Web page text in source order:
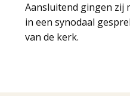
Aansluitend gingen zij
in een synodaal
van de kerk.